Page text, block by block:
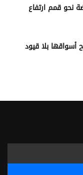
نحو قمم ارتفاع
أسواقها بلا قيود